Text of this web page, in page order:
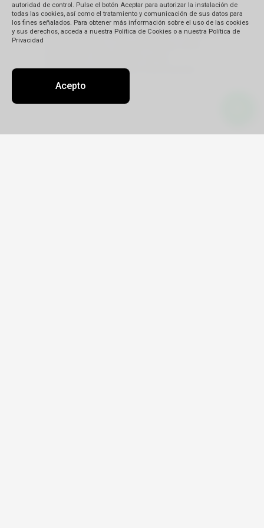
previamente en forma clara e inequívoca de
las finalidades que tendrá el tratamiento de
mis datos personales, conforme los términos
disposiciones de política de privacidad.
autoridad de control. Pulse el botón Aceptar para autorizar la instalación de
todas las cookies, así como el tratamiento y comunicación de sus datos para
los fines señalados. Para obtener más información sobre el uso de las cookies
y sus derechos, acceda a nuestra Política de Cookies o a nuestra Política de
Privacidad
Acepto